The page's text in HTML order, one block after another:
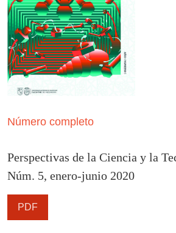
Número completo
Perspectivas de la Ciencia y la
Núm. 5, enero-junio 2020
PDF